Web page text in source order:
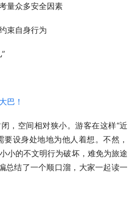
量众多安全因素
束自身行为
，空间相对狭小。游客在这样“近
要设身处地地为他人着想。不然，
小的不文明行为破坏，难免为旅途
总结了一个顺口溜，大家一起读一